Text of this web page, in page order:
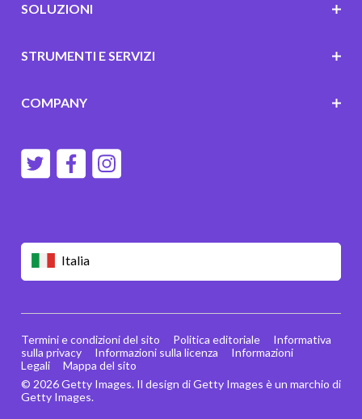
Italia
SOLUZIONI
STRUMENTI E SERVIZI
COMPANY
© 2026 Getty Images. Il design di Getty Images è un marchio di
Getty Images.
Termini e condizioni del sito Politica editoriale
Informativa
sulla privacy
Informazioni sulla licenza
Informazioni
Legali
Mappa del sito